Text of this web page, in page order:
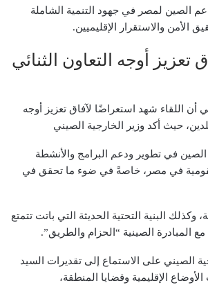
الصين لمصر في جهود التنمية الشاملة
الأمن والاستقرار الإقليميين.
تعزيز أوجه التعاون الثنائي
اللقاء شهد استعراضًا لآفاق تعزيز أوجه
حيث أكد وزير الخارجية الصيني
في تطوير ودعم البرامج والأنشطة
القومية في مصر، خاصةً في ضوء ما تحقق في
البنية التحتية الحديثة التي باتت تتمتع
المبادرة الصينية “الحزام والطريق”.
الصيني على الاستماع إلى تقديرات السيد
الإقليمية وقضايا المنطقة،